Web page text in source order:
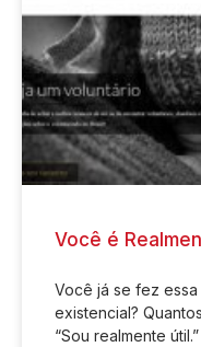
Você é
Você já se fez
existencial?
“Sou realmente